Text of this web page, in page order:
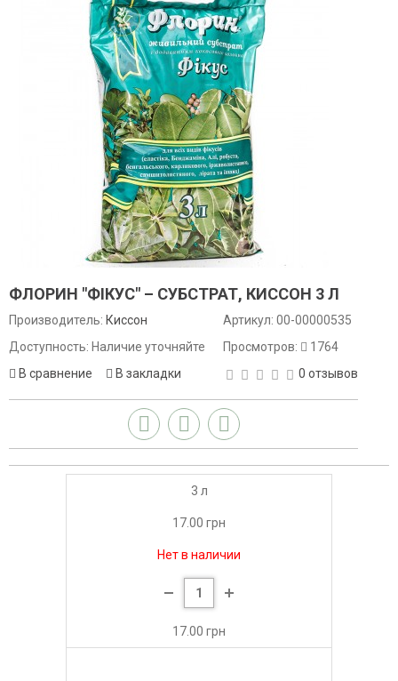
ФЛОРИН "ФІКУС" – СУБСТРАТ, КИССОН 3 Л
Производитель: Киссон
Доступность: Наличие уточняйте
В сравнение
В закладки
Артикул: 00-00000535
Просмотров:
1764
0 отзывов
3 л
17.00 грн
Нет в наличии
17.00 грн